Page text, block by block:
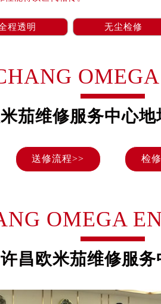
楼24层2406B室（需提前预约）
层2905室（需提前预约）
（品牌授权店）3层整层（需提前预
心（品牌授权店）1层整层（需提
（品牌授权店）1层整层（需提前预
室（需提前预约）
写字楼9层907室（需提前预约）
1座11层1104室（需提前预约）
层1603室（需提前预约）
层09室（需提前预约）
程透明 无尘检修
茄维修服务中心地
送修流程>> 检
OMEGA
许昌欧米茄维修服务